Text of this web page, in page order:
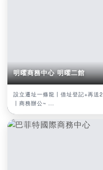
明曜商務中心 明曜二館
設立遷址一條龍丨借址登記+再送
丨商務辦公~ ...